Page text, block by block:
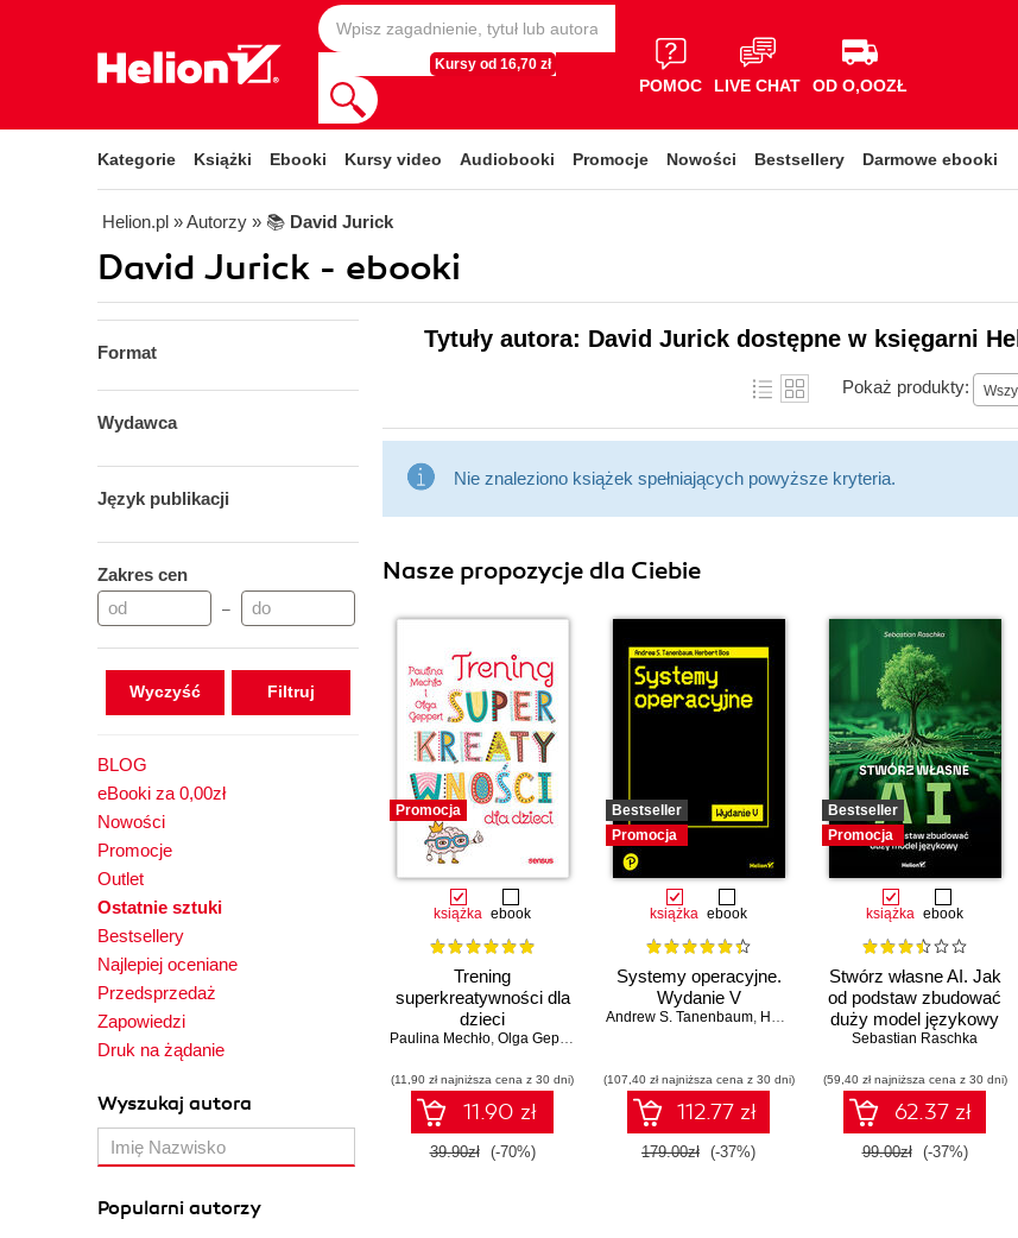
Kursy od 16,70 zł
POMOC LIVE CHAT OD O,OOZŁ
Kategorie Książki Ebooki Kursy video Audiobooki Promocje Nowości Bestsellery Darmowe ebooki
Helion.pl » Autorzy » 📚 David Jurick
David Jurick - ebooki
Format
Wydawca
Język publikacji
Zakres cen
–
Wyczyść
BLOG
eBooki za 0,00zł
Nowości
Promocje
Outlet
Ostatnie sztuki
Bestsellery
Najlepiej oceniane
Przedsprzedaż
Zapowiedzi
Druk na żądanie
Wyszukaj autora
Popularni autorzy
Tytuły autora: David Jurick dostępne w księgarni
Pokaż produkty:
Nie znaleziono książek spełniających powyższe kryteria.
Nasze propozycje dla Ciebie
Promocja
książka ebook
Trening
superkreatywności dla
dzieci
Paulina Mechło, Olga Geppert
(11,90 zł najniższa cena z 30 dni)
11.90 zł
39.90zł (-70%)
Bestseller
Promocja
książka ebook
Systemy operacyjne.
Wydanie V
Andrew S. Tanenbaum, Herbert Bos
(107,40 zł najniższa cena z 30 dni)
112.77 zł
179.00zł (-37%)
Bestseller
Promocja
książka ebook
Stwórz własne AI. Jak
od podstaw zbudować
duży model językowy
Sebastian Raschka
(59,40 zł najniższa cena z 30 dni)
62.37 zł
99.00zł (-37%)